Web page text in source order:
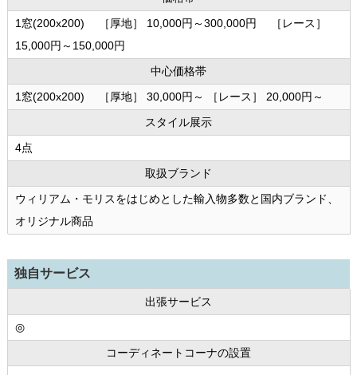
1窓(200x200) ［厚地］ 10,000円～300,000円 ［レース］
15,000円～150,000円
中心価格帯
1窓(200x200) ［厚地］ 30,000円～ ［レース］ 20,000円～
スタイル展示
4点
取扱ブランド
ウィリアム・モリスをはじめとした輸入物多数と国内ブランド、
オリジナル商品
独自サービス
出張サービス
◎
コーディネートコーナの設置